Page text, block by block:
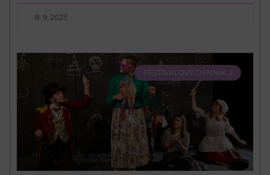
8. 9. 2023
FESTIVALOVÝ DENNÍK 2